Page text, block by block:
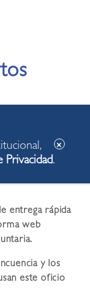
entrega rápida
web
y los
este oficio
Privacidad.